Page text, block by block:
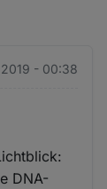
- 00:38
DNA-